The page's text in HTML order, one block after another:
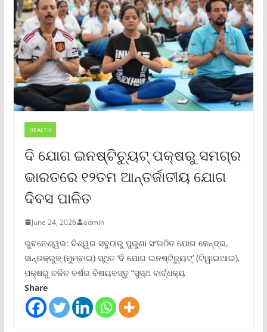
HEALTH
ଦି ଯୋଗ ଇନଷ୍ଟିଚ୍ୟୁଟ୍ ପକ୍ଷରୁ ସମଗ୍ର
ଭାରତରେ ୧୨ତମ ଆନ୍ତର୍ଜାତୀୟ ଯୋଗ
ଦିବସ ପାଳିତ
June 24, 2026 admin
ଭୁବନେଶ୍ୱର: ବିଶ୍ୱର ସବୁଠାରୁ ପୁରୁଣା ସଂଗଠିତ ଯୋଗ କେନ୍ଦ୍ର,
ସାନ୍ତାକ୍ରୁଜ୍ (ମୁମ୍ବାଇ) ସ୍ଥିତ ‘ଦି ଯୋଗ ଇନଷ୍ଟିଚ୍ୟୁଟ୍‌’ (ଟିୱାଇଆଇ),
ପକ୍ଷରୁ ଚଳିତ ବର୍ଷର ବିଷୟବସ୍ତୁ “ସୁସ୍ଥ ବାର୍ଦ୍ଧକ୍ୟ
Share